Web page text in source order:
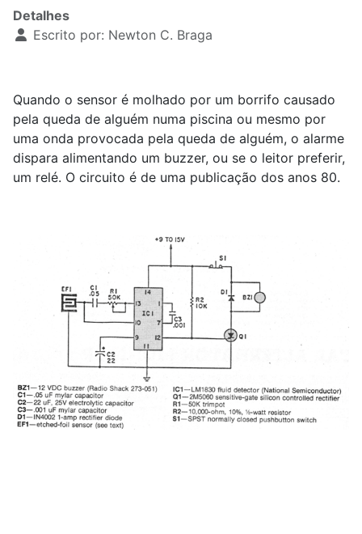
Detalhes
Escrito por: Newton C. Braga
Quando o sensor é molhado por um borrifo causado
pela queda de alguém numa piscina ou mesmo por
uma onda provocada pela queda de alguém, o alarme
dispara alimentando um buzzer, ou se o leitor preferir,
um relé. O circuito é de uma publicação dos anos 80.